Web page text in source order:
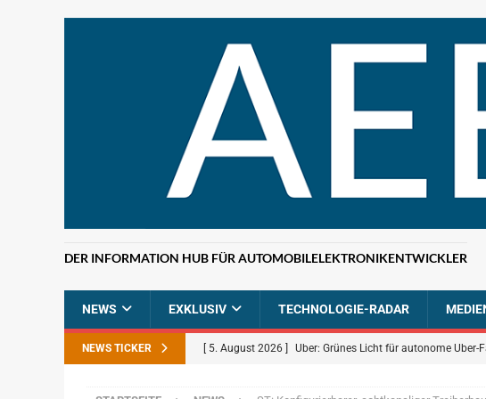
DER INFORMATION HUB FÜR AUTOMOBILELEKTRONIKENTWICKLER
NEWS EXKLUSIV TECHNOLOGIE-RADAR
NEWS TICKER [ 5. August 2026 ] Uber: Grünes Licht für autonome Uber-